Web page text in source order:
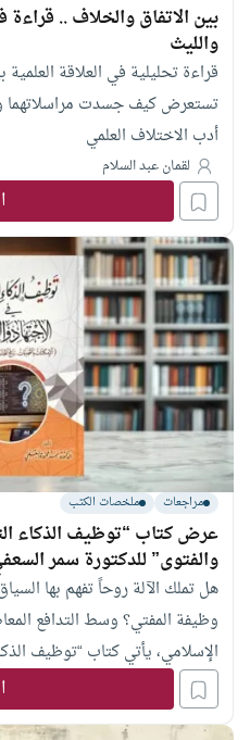
بين الاتفاق والخلاف .. قراءة
والليث
قراءة تحليلية في العلاقة
تستعرض كيف جسدت مراسلاتهما
أدب الاختلاف العلمي
لقمان عبد السلام
مراجعات ملخصات الكتب
عرض كتاب “توظيف الذكاء
والفتوى” للدكتورة سمر
هل تملك الآلة روحاً تفهم بها
وظيفة المفتي؟ وسط التدافع
الإسلامي، يأتي كتاب “توظيف
والفتوى: الإمكانات والتحديات”
دراسة نوازليّة تجمع بين التفكيك